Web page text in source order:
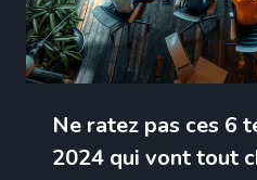
Ne ratez pas ces 6
2024 qui vont tout